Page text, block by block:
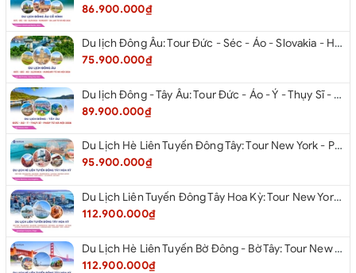
86.900.000₫
Du lịch Đông Âu: Tour Đức - Séc - Áo - Slovakia - Hungary từ Hà Nội 2026
75.900.000₫
Du lịch Đông - Tây Âu: Tour Đức - Áo - Ý - Thụy Sĩ - Pháp từ Hà Nội 2026
89.900.000₫
Du Lịch Hè Liên Tuyến Đông Tây: Tour New York - Philadelphia - Delaware - Washington Dc - Las Vegas - Red Rock Canyon - Little Saigon - Santa Monica - Los Angeles - San Diego Từ Hà Nội 2026
95.900.000₫
Du Lịch Liên Tuyến Đông Tây Hoa Kỳ: Tour New York - Philadelphia - Delaware - Washington Dc - San Diego - Los Angeles - Las Vegas - Antelope Canyon (Hẻm Núi Linh Dương) - Horseshoe Bend - Monument - Page - Phoenix Từ Hà Nội 2026
112.900.000₫
Du Lịch Hè Liên Tuyến Bờ Đông - Bờ Tây: Tour New York - Philadelphia - Delaware - Washington Dc - Las Vegas - Los Angeles - Hollywood - San Diego - San Jose - San Francisco - Từ Hà Nội 2026
112.900.000₫